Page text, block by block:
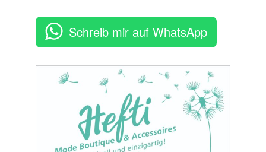
Schreib mir auf WhatsApp